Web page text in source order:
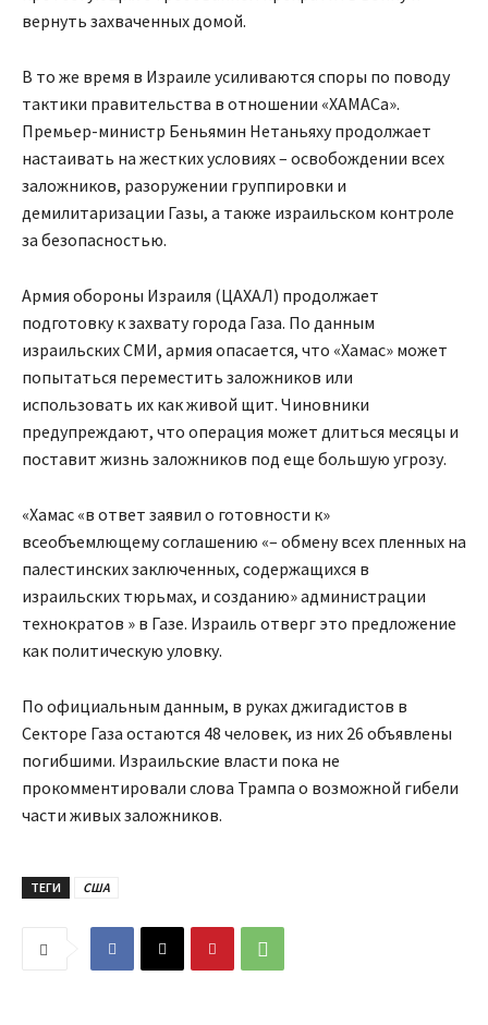
вернуть захваченных домой.
В то же время в Израиле усиливаются споры по поводу
тактики правительства в отношении «ХАМАСа».
Премьер-министр Беньямин Нетаньяху продолжает
настаивать на жестких условиях – освобождении всех
заложников, разоружении группировки и
демилитаризации Газы, а также израильском контроле
за безопасностью.
Армия обороны Израиля (ЦАХАЛ) продолжает
подготовку к захвату города Газа. По данным
израильских СМИ, армия опасается, что «Хамас» может
попытаться переместить заложников или
использовать их как живой щит. Чиновники
предупреждают, что операция может длиться месяцы и
поставит жизнь заложников под еще большую угрозу.
«Хамас «в ответ заявил о готовности к»
всеобъемлющему соглашению «– обмену всех пленных на
палестинских заключенных, содержащихся в
израильских тюрьмах, и созданию» администрации
технократов » в Газе. Израиль отверг это предложение
как политическую уловку.
По официальным данным, в руках джигадистов в
Секторе Газа остаются 48 человек, из них 26 объявлены
погибшими. Израильские власти пока не
прокомментировали слова Трампа о возможной гибели
части живых заложников.
ТЕГИ США